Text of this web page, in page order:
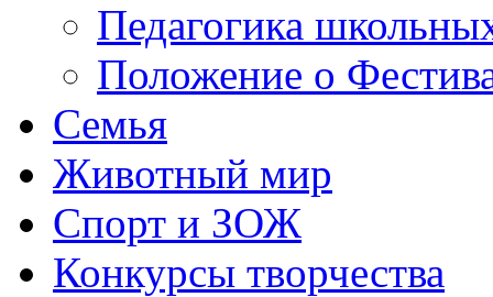
Педагогика
Положение о
Семья
Животный мир
Спорт и ЗОЖ
Конкурсы творчества